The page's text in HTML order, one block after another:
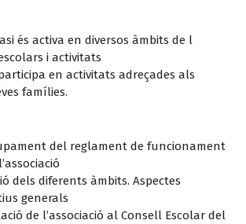
és activa en diversos àmbits de l
i activitats
en activitats adreçades als
famílies.
del reglament de funcionament
dels diferents àmbits. Aspectes
generals
de l’associació al Consell Escolar del